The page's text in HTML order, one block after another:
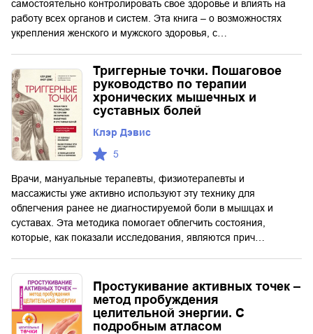
самостоятельно контролировать свое здоровье и влиять на
работу всех органов и систем. Эта книга – о возможностях
укрепления женского и мужского здоровья, с…
Триггерные точки. Пошаговое
руководство по терапии
хронических мышечных и
суставных болей
Клэр Дэвис
5
Врачи, мануальные терапевты, физиотерапевты и
массажисты уже активно используют эту технику для
облегчения ранее не диагностируемой боли в мышцах и
суставах. Эта методика помогает облегчить состояния,
которые, как показали исследования, являются прич…
Простукивание активных точек –
метод пробуждения
целительной энергии. С
подробным атласом